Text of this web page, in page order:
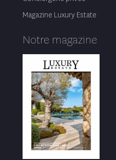
La plage d'Argent à quelques
Prix : 2 170 000 €